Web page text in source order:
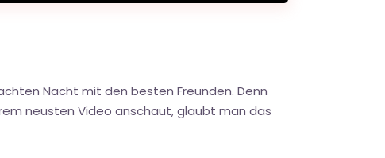
Nacht mit den besten Freunden. Denn
neusten Video anschaut, glaubt man das